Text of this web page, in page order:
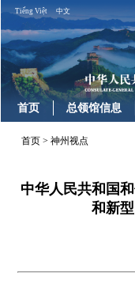
Tiếng Việt 中文
首页 总领馆信息
首页 >神州视点
中华人民共和国
和新